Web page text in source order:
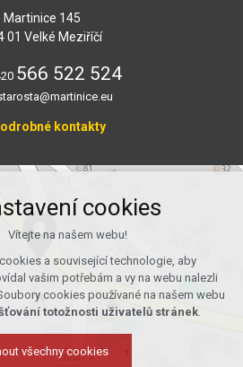
Martinice 145
01 Velké Meziříčí
566 522 524
kontakty
cookies
Vítejte na našem webu!
a související technologie, aby
vašim potřebám a vy na webu nalezli
cookies používané na našem webu
totožnosti uživatelů stránek.
všechny cookies